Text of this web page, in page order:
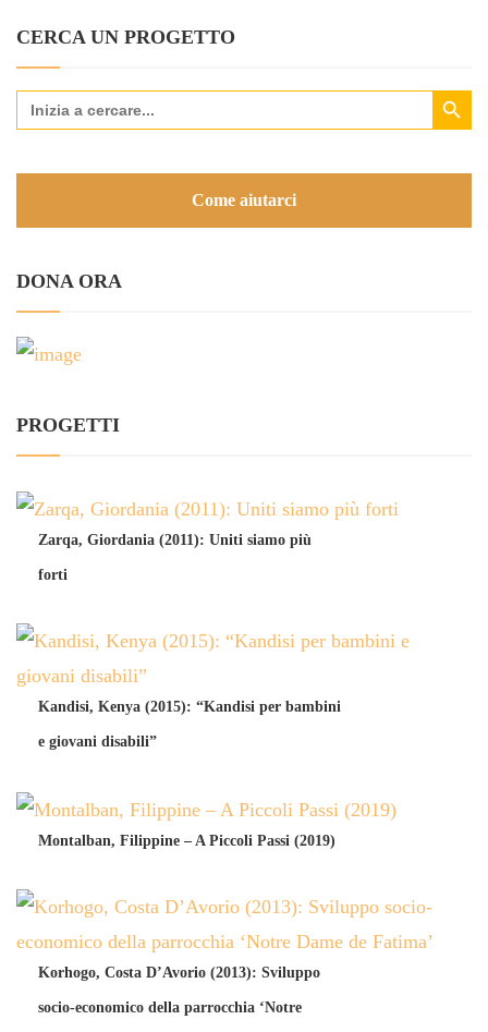
CERCA UN PROGETTO
Search
for:
Search Button
Come aiutarci
DONA ORA
PROGETTI
Zarqa, Giordania (2011): Uniti siamo più
forti
Kandisi, Kenya (2015): “Kandisi per bambini
e giovani disabili”
Montalban, Filippine – A Piccoli Passi (2019)
Korhogo, Costa D’Avorio (2013): Sviluppo
socio-economico della parrocchia ‘Notre